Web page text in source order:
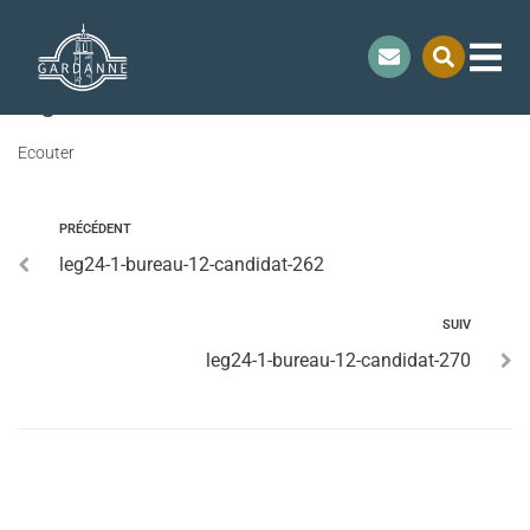
leg24-1-bureau-12-candidat-266
Ecouter
PRÉCÉDENT
leg24-1-bureau-12-candidat-262
SUIV
leg24-1-bureau-12-candidat-270